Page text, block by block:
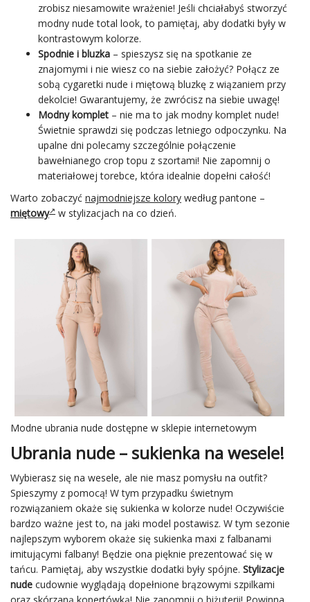
zrobisz niesamowite wrażenie! Jeśli chciałabyś stworzyć
modny nude total look, to pamiętaj, aby dodatki były w
kontrastowym kolorze.
Spodnie i bluzka – spieszysz się na spotkanie ze
znajomymi i nie wiesz co na siebie założyć? Połącz ze
sobą cygaretki nude i miętową bluzkę z wiązaniem przy
dekolcie! Gwarantujemy, że zwrócisz na siebie uwagę!
Modny komplet – nie ma to jak modny komplet nude!
Świetnie sprawdzi się podczas letniego odpoczynku. Na
upalne dni polecamy szczególnie połączenie
bawełnianego crop topu z szortami! Nie zapomnij o
materiałowej torebce, która idealnie dopełni całość!
Warto zobaczyć najmodniejsze kolory według pantone –
miętowy
w stylizacjach na co dzień.
Modne ubrania nude dostępne w sklepie internetowym
Ubrania nude – sukienka na wesele!
Wybierasz się na wesele, ale nie masz pomysłu na outfit?
Spieszymy z pomocą! W tym przypadku świetnym
rozwiązaniem okaże się sukienka w kolorze nude! Oczywiście
bardzo ważne jest to, na jaki model postawisz. W tym sezonie
najlepszym wyborem okaże się sukienka maxi z falbanami
imitującymi falbany! Będzie ona pięknie prezentować się w
tańcu. Pamiętaj, aby wszystkie dodatki były spójne. Stylizacje
nude cudownie wyglądają dopełnione brązowymi szpilkami